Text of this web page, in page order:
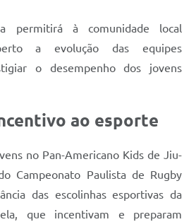
permitirá à comunidade local
a evolução das equipes
o desempenho dos jovens
ao esporte
no Pan-Americano Kids de Jiu-
Campeonato Paulista de Rugby
das escolinhas esportivas da
que incentivam e preparam